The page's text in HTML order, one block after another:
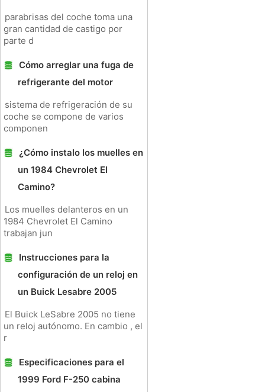
parabrisas del coche toma una
gran cantidad de castigo por
parte d
Cómo arreglar una fuga de
refrigerante del motor
sistema de refrigeración de su
coche se compone de varios
componen
¿Cómo instalo los muelles en
un 1984 Chevrolet El
Camino?
Los muelles delanteros en un
1984 Chevrolet El Camino
trabajan jun
Instrucciones para la
configuración de un reloj en
un Buick Lesabre 2005
El Buick LeSabre 2005 no tiene
un reloj autónomo. En cambio , el
r
Especificaciones para el
1999 Ford F-250 cabina